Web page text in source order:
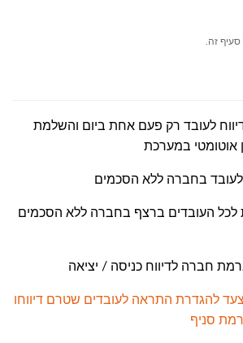
זה.
לעובד רק פעם אחת ביום והשלמת
אוטומטי במערכת
לעובד בחברה ללא הסכמים
לכל העובדים ברצף בחברה ללא הסכמים
חברה לדיווח כניסה / יציאה
להגדרת התראה לעובדים שטרם דיווחו
סניף